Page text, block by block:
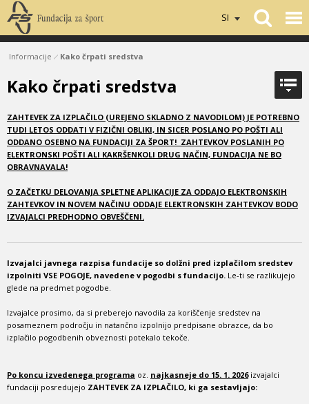
SI
Informacije Kako črpati sredstva
Kako črpati sredstva
ZAHTEVEK ZA IZPLAČILO (UREJENO SKLADNO Z NAVODILOM) JE POTREBNO
TUDI LETOS ODDATI V FIZIČNI OBLIKI, IN SICER POSLANO PO POŠTI ALI
ODDANO OSEBNO NA FUNDACIJI ZA ŠPORT! ZAHTEVKOV POSLANIH PO
ELEKTRONSKI POŠTI ALI KAKRŠENKOLI DRUG NAČIN, FUNDACIJA NE BO
OBRAVNAVALA!
O ZAČETKU DELOVANJA SPLETNE APLIKACIJE ZA ODDAJO ELEKTRONSKIH
ZAHTEVKOV IN NOVEM NAČINU ODDAJE ELEKTRONSKIH ZAHTEVKOV BODO
IZVAJALCI PREDHODNO OBVEŠČENI.
Izvajalci javnega razpisa fundacije so dolžni pred izplačilom sredstev
izpolniti VSE POGOJE, navedene v pogodbi s fundacijo. Le-ti se razlikujejo
glede na predmet pogodbe.
Izvajalce prosimo, da si preberejo navodila za koriščenje sredstev na
posameznem področju in natančno izpolnijo predpisane obrazce, da bo
izplačilo pogodbenih obveznosti potekalo tekoče.
Po koncu izvedenega programa oz. najkasneje do 15. 1. 2026izvajalci
fundaciji posredujejo ZAHTEVEK ZA IZPLAČILO, ki ga sestavljajo: